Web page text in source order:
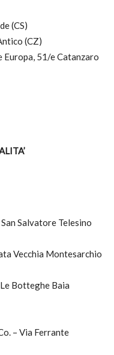
(CS)
(CZ)
Europa, 51/e Catanzaro
Salvatore Telesino
Vecchia Montesarchio
Botteghe Baia
– Via Ferrante